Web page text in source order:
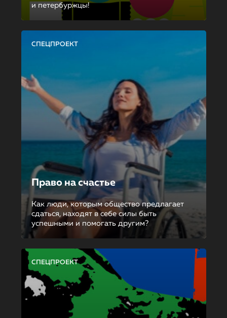
и петербуржцы!
СПЕЦПРОЕКТ
Право на счастье
Как люди, которым общество предлагает
сдаться, находят в себе силы быть
успешными и помогать другим?
СПЕЦПРОЕКТ